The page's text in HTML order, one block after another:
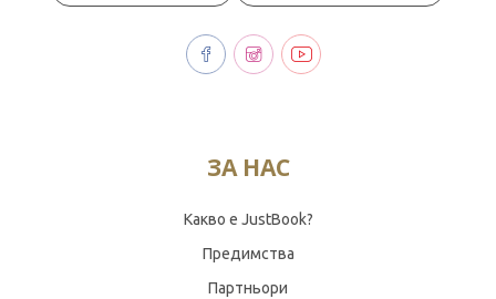
ЗА НАС
Какво е JustBook?
Предимства
Партньори